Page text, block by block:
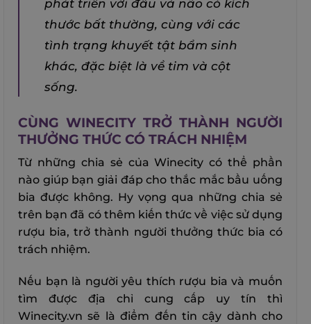
phát triển với đầu và não có kích
thước bất thường, cùng với các
tình trạng khuyết tật bẩm sinh
khác, đặc biệt là về tim và cột
sống.
CÙNG WINECITY TRỞ THÀNH NGƯỜI
THƯỞNG THỨC CÓ TRÁCH NHIỆM
Từ những chia sẻ của Winecity có thể phần
nào giúp bạn giải đáp cho thắc mắc bầu uống
bia được không. Hy vọng qua những chia sẻ
trên bạn đã có thêm kiến thức về việc sử dụng
rượu bia, trở thành người thưởng thức bia có
trách nhiệm.
Nếu bạn là người yêu thích rượu bia và muốn
tìm được địa chỉ cung cấp uy tín thì
Winecity.vn sẽ là điểm đến tin cậy dành cho